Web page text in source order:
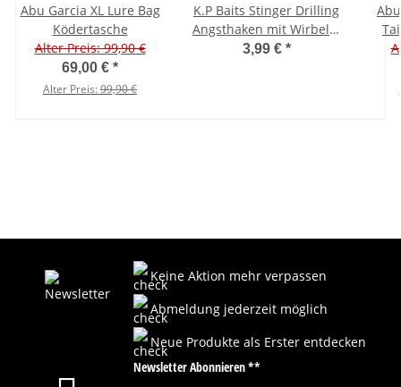
Abu Garcia XL Lure Bag
Ködertasche
Alter Preis: 99,90 €
69,00 € *
Alter Preis:99,90 €
K.P Baits Stinger Drilling
Angsthaken mit Wirbel 2
Stück
3,99 € *
Keine Aktion mehr verpassen
Abmeldung jederzeit möglich
Neue Produkte als Erster entdecken
Newsletter Abonnieren **